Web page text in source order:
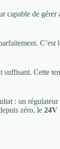
capable de
C’est
suffisant. Cette
: un
zéro, le 24V